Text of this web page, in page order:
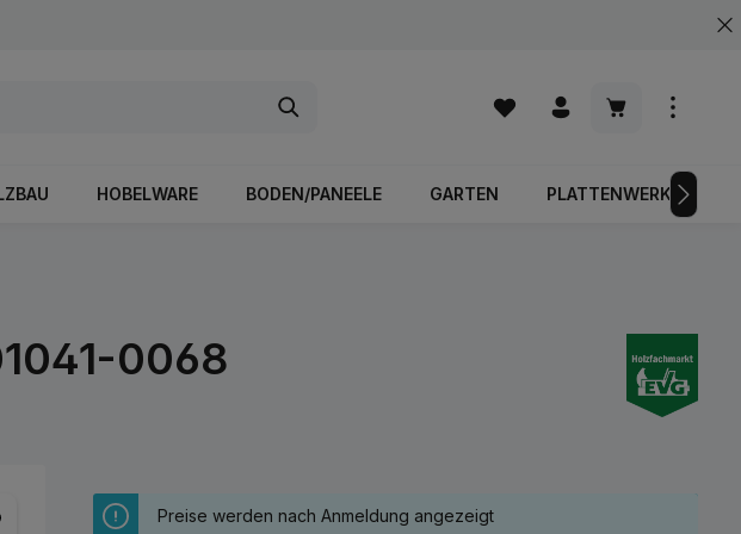
Warenkorb
HOBELWARE BODEN/PANEELE GARTEN PLATTENWERKSTOFFE
0068
Preise werden nach Anmeldung angezeigt